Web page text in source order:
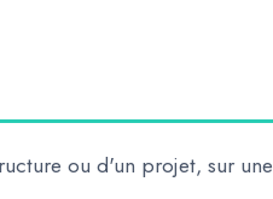
ou d'un projet, sur une